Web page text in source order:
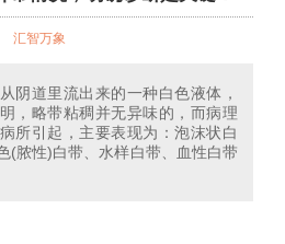
汇智万象
阴道里流出来的一种白色液体，
，略带粘稠并无异味的，而病理
所引起，主要表现为：泡沫状白
(脓性)白带、水样白带、血性白带